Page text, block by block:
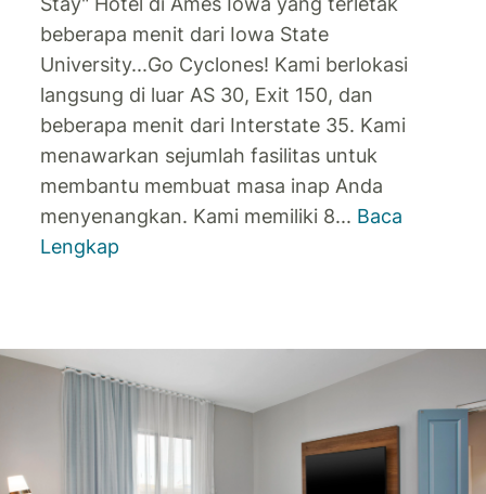
beberapa menit dari Iowa State
University...Go Cyclones! Kami berlokasi
langsung di luar AS 30, Exit 150, dan
beberapa menit dari Interstate 35. Kami
menawarkan sejumlah fasilitas untuk
membantu membuat masa inap Anda
menyenangkan. Kami memiliki 8... Baca
Lengkap